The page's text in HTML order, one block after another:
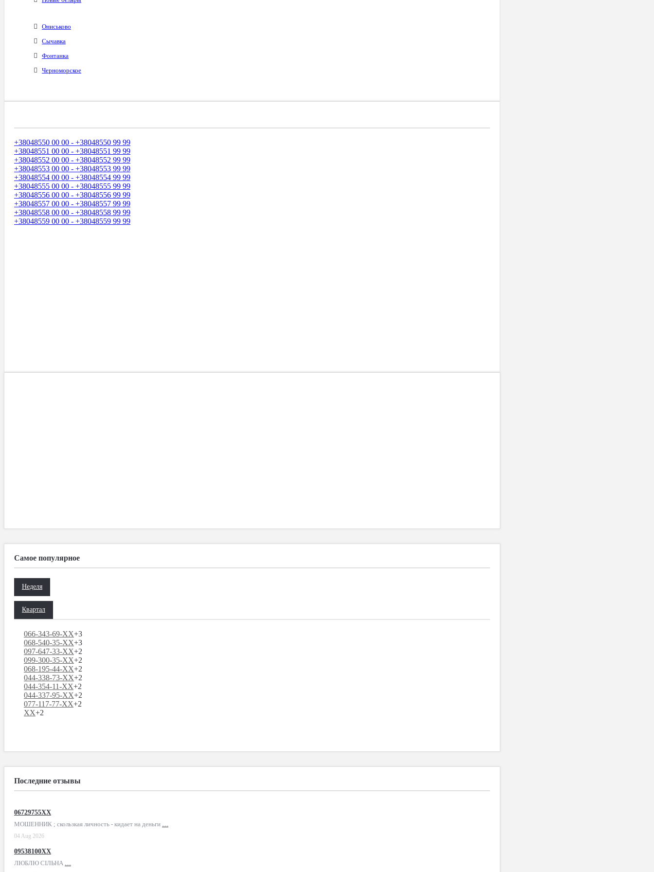
Ониськово
Сычавка
Фонтанка
Черноморское
+38048550 00 00 - +38048550 99 99
+38048551 00 00 - +38048551 99 99
+38048552 00 00 - +38048552 99 99
+38048553 00 00 - +38048553 99 99
+38048554 00 00 - +38048554 99 99
+38048555 00 00 - +38048555 99 99
+38048556 00 00 - +38048556 99 99
+38048557 00 00 - +38048557 99 99
+38048558 00 00 - +38048558 99 99
+38048559 00 00 - +38048559 99 99
Самое популярное
Неделя
Квартал
066-343-69-XX+3
068-540-35-XX+3
097-647-33-XX+2
099-300-35-XX+2
068-195-44-XX+2
044-338-73-XX+2
044-354-11-XX+2
044-337-95-XX+2
077-117-77-XX+2
XX+2
Последние отзывы
06729755XX
МОШЕННИК ; скользкая личность - кидает на деньги …
04 Aug 2026
09538100XX
ЛЮБЛЮ СІЛЬНА …